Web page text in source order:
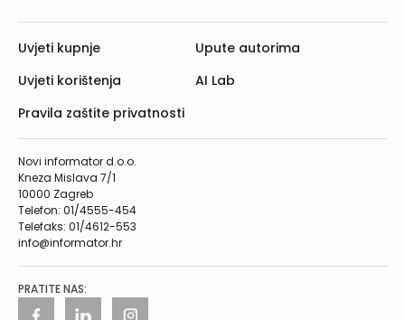
Novi informator d.o.o.
Kneza Mislava 7/1
10000 Zagreb
Telefon: 01/4555-454
Telefaks: 01/4612-553
info@informator.hr
PRATITE NAS:
Uvjeti kupnje
Uvjeti korištenja
Pravila zaštite privatnosti
Upute autorima
AI Lab